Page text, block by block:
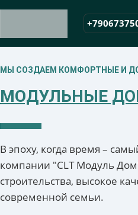
МЫ СОЗДАЕМ КОМФОРТНЫЕ И
МОДУЛЬНЫЕ
В эпоху, когда время –
компании "CLT Модуль
строительства, высокое
современной семьи.